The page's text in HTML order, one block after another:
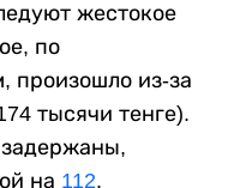
жестокое
по
произошло из-за
тысячи тенге).
на 112.